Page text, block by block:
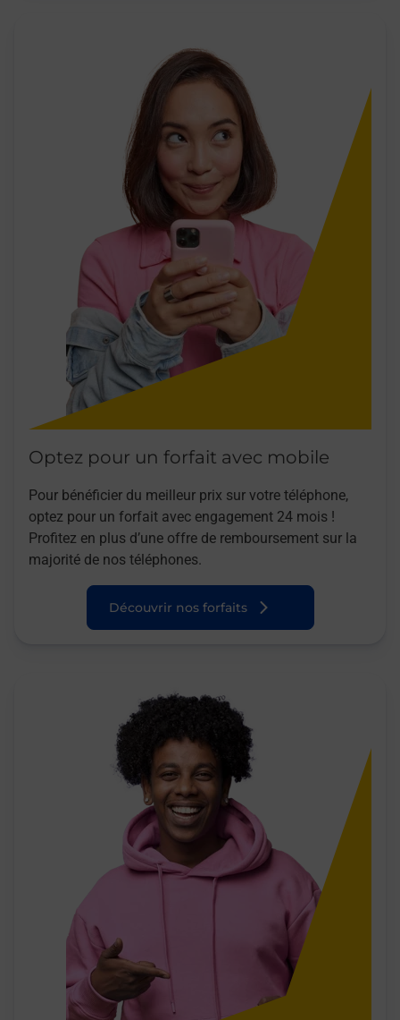
Optez pour un forfait avec mobile
Pour bénéficier du meilleur prix sur votre téléphone,
optez pour un forfait avec engagement 24 mois !
Profitez en plus d’une offre de remboursement sur la
majorité de nos téléphones.
Découvrir nos forfaits